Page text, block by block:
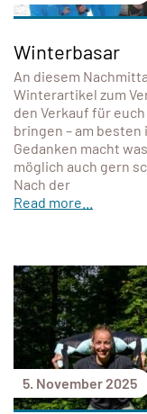
Winterbasar
An diesem
Winterartikel zum
den Verkauf für
bringen – am
Gedanken macht
möglich auch gern
Nach der
Read more...
5. November 2025